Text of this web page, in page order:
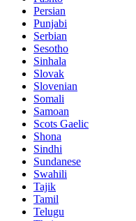
Persian
Punjabi
Serbian
Sesotho
Sinhala
Slovak
Slovenian
Somali
Samoan
Scots Gaelic
Shona
Sindhi
Sundanese
Swahili
Tajik
Tamil
Telugu